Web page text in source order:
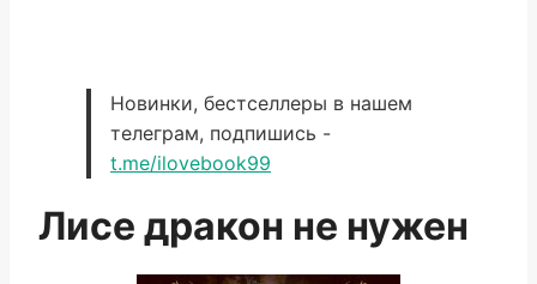
Новинки, бестселлеры в нашем
телеграм, подпишись -
t.me/ilovebook99
Лисе дракон не нужен